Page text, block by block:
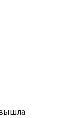
вышла